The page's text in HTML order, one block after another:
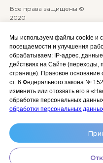
Мы используем файлы cookie и
посещаемости и улучшения
обрабатываем: IP‑адрес,
действиях на Сайте (переходы,
странице). Правовое основание
ст. 6 Федерального закона №
изменить или отозвать его в
обработке персональных
обработки персональных
Все права защищены ©
2020
ANKRYONK
Акции и скидки
Оплата, доставка и возврат
Сотрудничество
Личный кабинет (Обучение)